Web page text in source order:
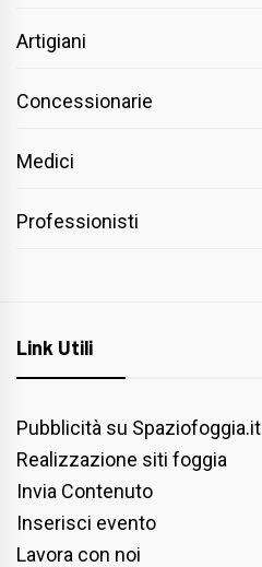
Artigiani
Concessionarie
Medici
Professionisti
Link Utili
Pubblicità su Spaziofoggia.it
Realizzazione siti foggia
Invia Contenuto
Inserisci evento
Lavora con noi